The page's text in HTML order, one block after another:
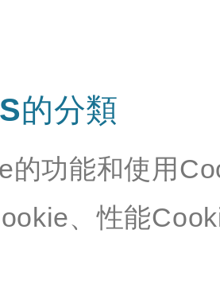
的分類
的功能和使用
、性能